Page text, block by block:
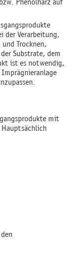
der Verarbeitung,
Trocknen,
Substrate, dem
ist es notwendig,
mit